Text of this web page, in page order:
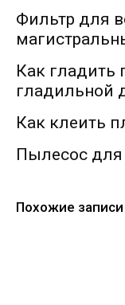
Фильтр для
Как гладить
гладильной
Как клеить
Пылесос
Похожие записи